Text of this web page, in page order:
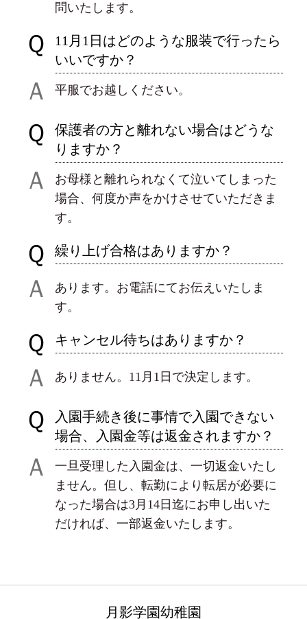
問いたします。
Ｑ
11月1日はどのような服装で行ったら
いいですか？
Ａ 平服でお越しください。
Ｑ
保護者の方と離れない場合はどうな
りますか？
Ａ
お母様と離れられなくて泣いてしまった
場合、何度か声をかけさせていただきま
す。
Ｑ 繰り上げ合格はありますか？
Ａ
あります。お電話にてお伝えいたしま
す。
Ｑ キャンセル待ちはありますか？
Ａ ありません。11月1日で決定します。
Ｑ
入園手続き後に事情で入園できない
場合、入園金等は返金されますか？
Ａ
一旦受理した入園金は、一切返金いたし
ません。但し、転勤により転居が必要に
なった場合は3月14日迄にお申し出いた
だければ、一部返金いたします。
月影学園幼稚園